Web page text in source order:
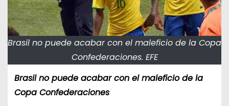
Brasil no puede acabar con el maleficio de la Copa
Confederaciones. EFE
Brasil no puede acabar con el maleficio de la
Copa Confederaciones